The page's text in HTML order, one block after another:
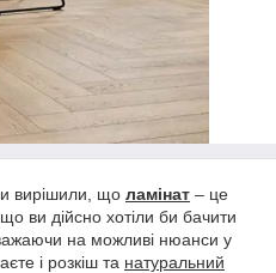
вирішили, що ламінат – це
ви дійсно хотіли би бачити
на можливі нюанси у
і розкіш та натуральний